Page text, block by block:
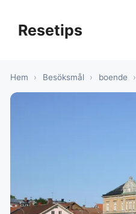
innehållResetips
Hem › Besöksmål › boende ›